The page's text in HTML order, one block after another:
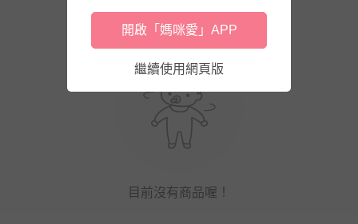
目前沒有商品喔！
開啟「媽咪愛」APP
繼續使用網頁版